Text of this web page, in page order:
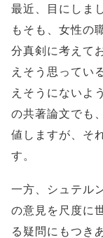
最近、目にしま
もそも、女性の
分真剣に考えて
えそう思ってい
えそうにないよ
の共著論文でも
値しますが、そ
す。
一方、シュテル
の意見を尺度に
る疑問にもつき